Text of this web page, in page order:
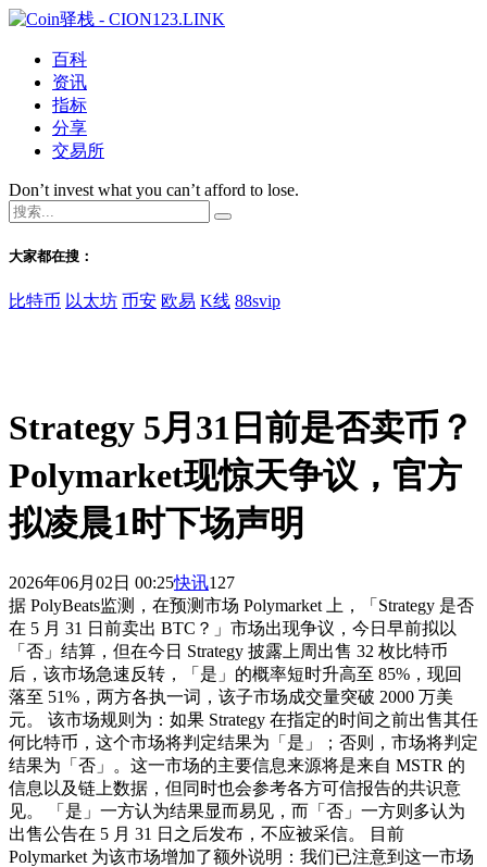
百科
资讯
指标
分享
交易所
Don’t invest what you can’t afford to lose.
大家都在搜：
比特币 以太坊 币安 欧易 K线 88svip
Strategy 5月31日前是否卖币？
Polymarket现惊天争议，官方
拟凌晨1时下场声明
2026年06月02日 00:25快讯127
据 PolyBeats监测，在预测市场 Polymarket 上，「Strategy 是否
在 5 月 31 日前卖出 BTC？」市场出现争议，今日早前拟以
「否」结算，但在今日 Strategy 披露上周出售 32 枚比特币
后，该市场急速反转，「是」的概率短时升高至 85%，现回
落至 51%，两方各执一词，该子市场成交量突破 2000 万美
元。 该市场规则为：如果 Strategy 在指定的时间之前出售其任
何比特币，这个市场将判定结果为「是」；否则，市场将判定
结果为「否」。这一市场的主要信息来源将是来自 MSTR 的
信息以及链上数据，但同时也会参考各方可信报告的共识意
见。 「是」一方认为结果显而易见，而「否」一方则多认为
出售公告在 5 月 31 日之后发布，不应被采信。 目前
Polymarket 为该市场增加了额外说明：我们已注意到这一市场